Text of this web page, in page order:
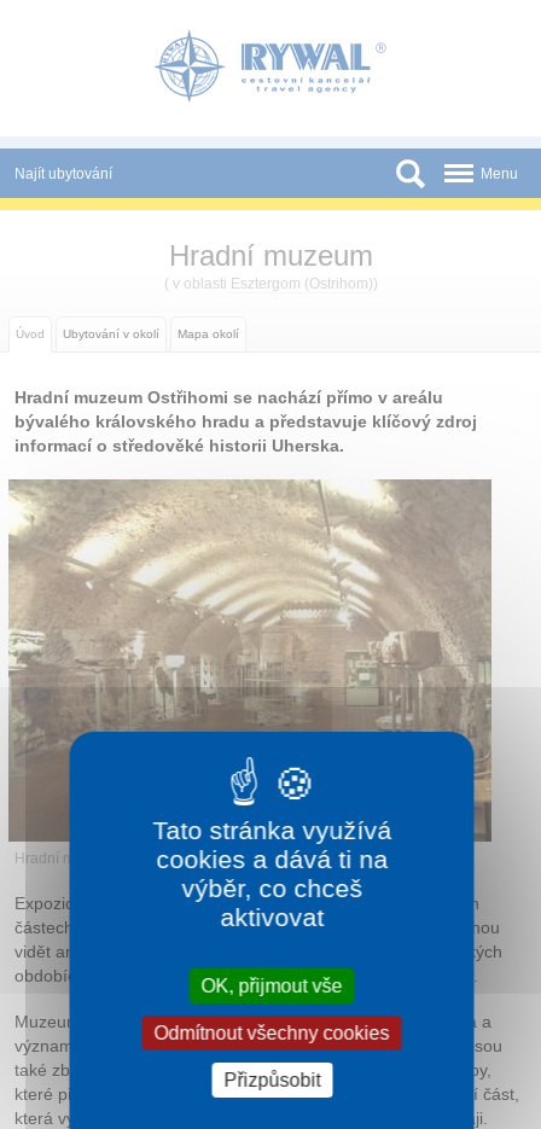
Najít ubytování
Státy
Partneři
Tištěné katalogy
Kontakt
Menu
Hradní muzeum
( v oblasti Esztergom (Ostrihom))
Úvod Ubytování v okolí Mapa okolí
Hradní muzeum Ostřihomi se nachází přímo v areálu
bývalého královského hradu a představuje klíčový zdroj
informací o středověké historii Uherska.
Hradní muzeum
Expozice hradního muzea jsou umístěny v rekonstruovaných
částech původního královského paláce. Návštěvníci zde mohou
vidět archeologické nálezy, modely hradu v různých historických
obdobích a rekonstrukce obytných i reprezentačních prostor.
Muzeum detailně popisuje život uherských králů, jejich dvora a
význam Ostřihomi jako politického centra. Součástí expozic jsou
také zbraně, šperky, keramika a další předměty denní potřeby,
které přibližují středověký život. Významná je také edukativní část,
která vysvětluje vývoj města a jeho strategickou roli na Dunaji.
Tato stránka využívá
cookies a dává ti na
výběr, co chceš
aktivovat
OK, přijmout vše
Odmítnout všechny cookies
Přizpůsobit